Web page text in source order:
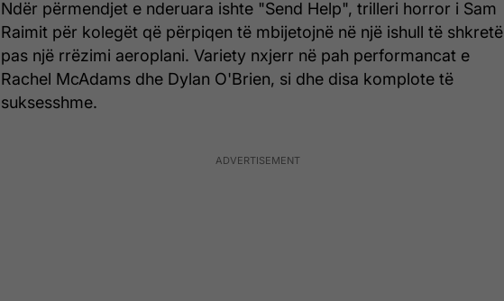
Ndër përmendjet e nderuara ishte "Send Help", trilleri horror i Sam
Raimit për kolegët që përpiqen të mbijetojnë në një ishull të shkretë
pas një rrëzimi aeroplani. Variety nxjerr në pah performancat e
Rachel McAdams dhe Dylan O'Brien, si dhe disa komplote të
suksesshme.